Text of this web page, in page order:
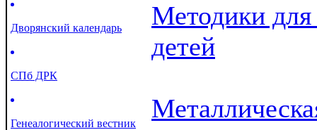
Дворянский календарь
СПб ДРК
Генеалогический вестник
Методики для
детей